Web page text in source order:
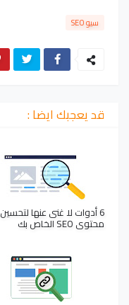
سيو SEO
قد يعجبك ايضا :
6 أدوات لا غنى عنها لتحسين
محتوى SEO الخاص بك